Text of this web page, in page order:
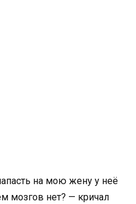
на мою жену у неё
мозгов нет? — кричал